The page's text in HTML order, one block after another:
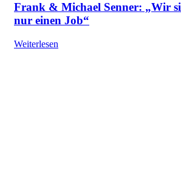
Frank & Michael Senner: „Wir
nur einen Job“
Weiterlesen